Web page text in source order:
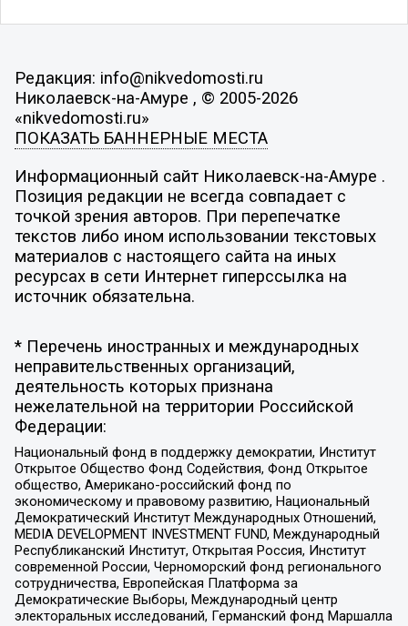
Редакция: info@nikvedomosti.ru
Николаевск-на-Амуре , © 2005-2026
«nikvedomosti.ru»
ПОКАЗАТЬ БАННЕРНЫЕ МЕСТА
Информационный сайт Николаевск-на-Амуре .
Позиция редакции не всегда совпадает с
точкой зрения авторов. При перепечатке
текстов либо ином использовании текстовых
материалов с настоящего сайта на иных
ресурсах в сети Интернет гиперссылка на
источник обязательна.
* Перечень иностранных и международных
неправительственных организаций,
деятельность которых признана
нежелательной на территории Российской
Федерации:
Национальный фонд в поддержку демократии, Институт
Открытое Общество Фонд Содействия, Фонд Открытое
общество, Американо-российский фонд по
экономическому и правовому развитию, Национальный
Демократический Институт Международных Отношений,
MEDIA DEVELOPMENT INVESTMENT FUND, Международный
Республиканский Институт, Открытая Россия, Институт
современной России, Черноморский фонд регионального
сотрудничества, Европейская Платформа за
Демократические Выборы, Международный центр
электоральных исследований, Германский фонд Маршалла